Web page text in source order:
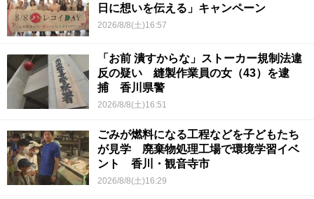
日に想いを伝える」キャンペーン
2026/8/8(土)16:57
「お前 潰すからな」ストーカー規制法違
反の疑い 縫製作業員の女（43）を逮
捕 香川県警
2026/8/8(土)16:51
ごみが燃料になる工程などを子どもたち
が見学 廃棄物処理工場で環境学習イベ
ント 香川・観音寺市
2026/8/8(土)16:29